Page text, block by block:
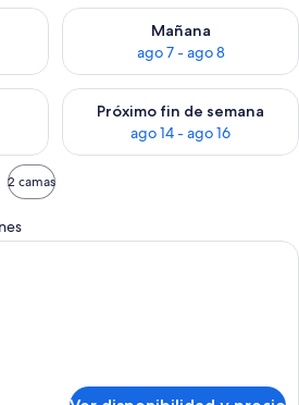
para hoy ago 6 - ago 7
Mañana
ago 7 - ago 8
Consulta la disponibilidad
para este fin de semana ago 7 -
Próximo fin de semana
ago 14 - ago 16
Consulta la disponibilidad
2 camas
Habitación de hotel con cama, dos